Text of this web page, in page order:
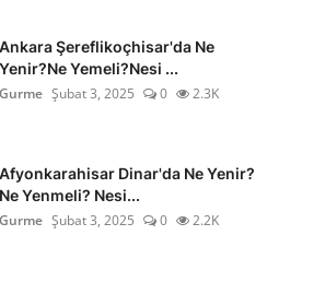
Ankara Şereflikoçhisar'da Ne
Yenir?Ne Yemeli?Nesi ...
Gurme Şubat 3, 2025 0 2.3K
Afyonkarahisar Dinar'da Ne Yenir?
Ne Yenmeli? Nesi...
Gurme Şubat 3, 2025 0 2.2K